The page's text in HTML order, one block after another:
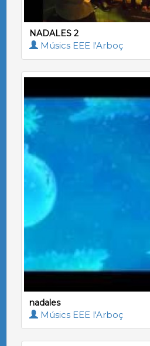
NADALES 2
Músics EEE l'Arboç
nadales
Músics EEE l'Arboç